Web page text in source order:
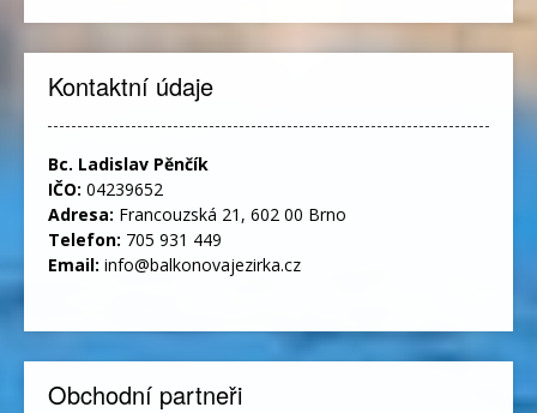
Kontaktní údaje
Bc. Ladislav Pěnčík
IČO: 04239652
Adresa: Francouzská 21, 602 00 Brno
Telefon: 705 931 449
Email: info@balkonovajezirka.cz
Obchodní partneři